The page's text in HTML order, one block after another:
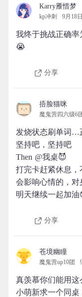
Karry雁惜梦
kp冲刺 9月18
我终于挑战正确
😭
分享
捂脸猫咪
魔鬼营四六级6
发烧状态刷单词…
坚持吧，坚持吧
Then @我桌😈
打完卡赶紧休息，
会影响心情的，对
明天继续一起加油
分享
苍境幽瞳
魔鬼营up10团
真羡慕你们能用这
小萌新求一个同桌